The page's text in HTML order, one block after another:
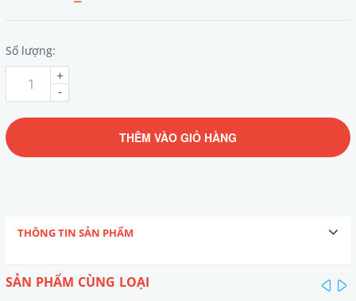
Số lượng:
-
+
THÊM VÀO GIỎ HÀNG
THÔNG TIN SẢN PHẨM
SẢN PHẨM CÙNG LOẠI